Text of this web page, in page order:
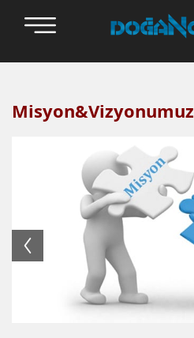
Misyon&Vizyonumuz